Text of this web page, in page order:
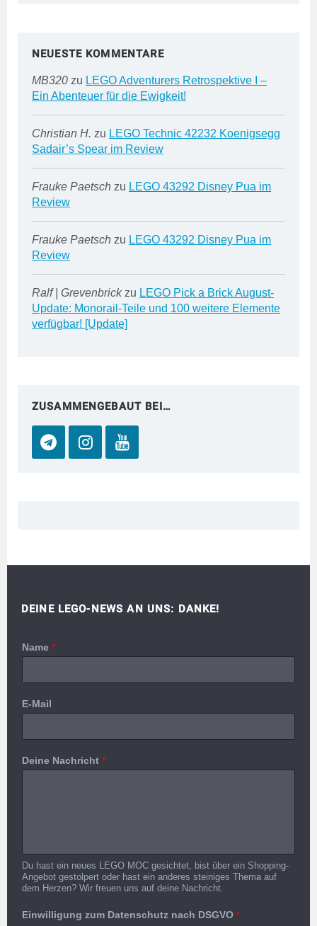
NEUESTE KOMMENTARE
MB320 zu LEGO Adventurers Retrospektive I –
Ein Abenteuer für die Ewigkeit!
Christian H. zu LEGO Technic 42232 Koenigsegg
Sadair’s Spear im Review
Frauke Paetsch zu LEGO 43292 Disney Pua im
Review
Frauke Paetsch zu LEGO 43292 Disney Pua im
Review
Ralf | Grevenbrickzu LEGO Pick a Brick August-
Update: Monorail-Teile und 100 weitere Elemente
verfügbar! [Update]
ZUSAMMENGEBAUT BEI…
DEINE LEGO-NEWS AN UNS: DANKE!
Name *
E-Mail
Deine Nachricht *
Du hast ein neues LEGO MOC gesichtet, bist über ein Shopping-
Angebot gestolpert oder hast ein anderes steiniges Thema auf
dem Herzen? Wir freuen uns auf deine Nachricht.
Einwilligung zum Datenschutz nach DSGVO *